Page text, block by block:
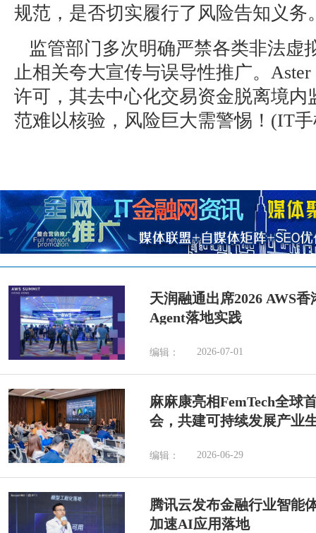
规范，是否切实履行了风险告知义务
监管部门多次明确严禁各类非法虚
止相关夸大宣传与误导性推广。
许可，其去中心化交易资金脱离境内
范难以核验，风险巨大需警惕！(IT
天润融通出席2026 AWS
Agent落地实践
编辑： 2026-07-01
麻麻康亮相FemTech全球
会，共建可持续发展产业
编辑： 2026-06-29
腾讯云发布金融行业智能
加速AI应用落地